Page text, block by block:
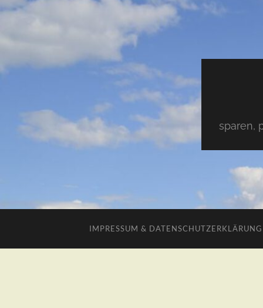
sparen,
IMPRESSUM & DATENSCHUTZERKLÄRUNG